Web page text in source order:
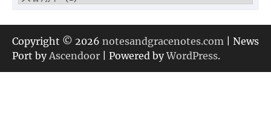
ゴ
リ
ー
Copyright © 2026 notesandgracenotes.com | News
Port byAscendoor | Powered byWordPress.